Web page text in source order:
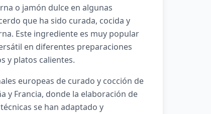
o jamón dulce en algunas
que ha sido curada, cocida y
Este ingrediente es muy popular
en diferentes preparaciones
y platos calientes.
europeas de curado y cocción de
y Francia, donde la elaboración de
se han adaptado y